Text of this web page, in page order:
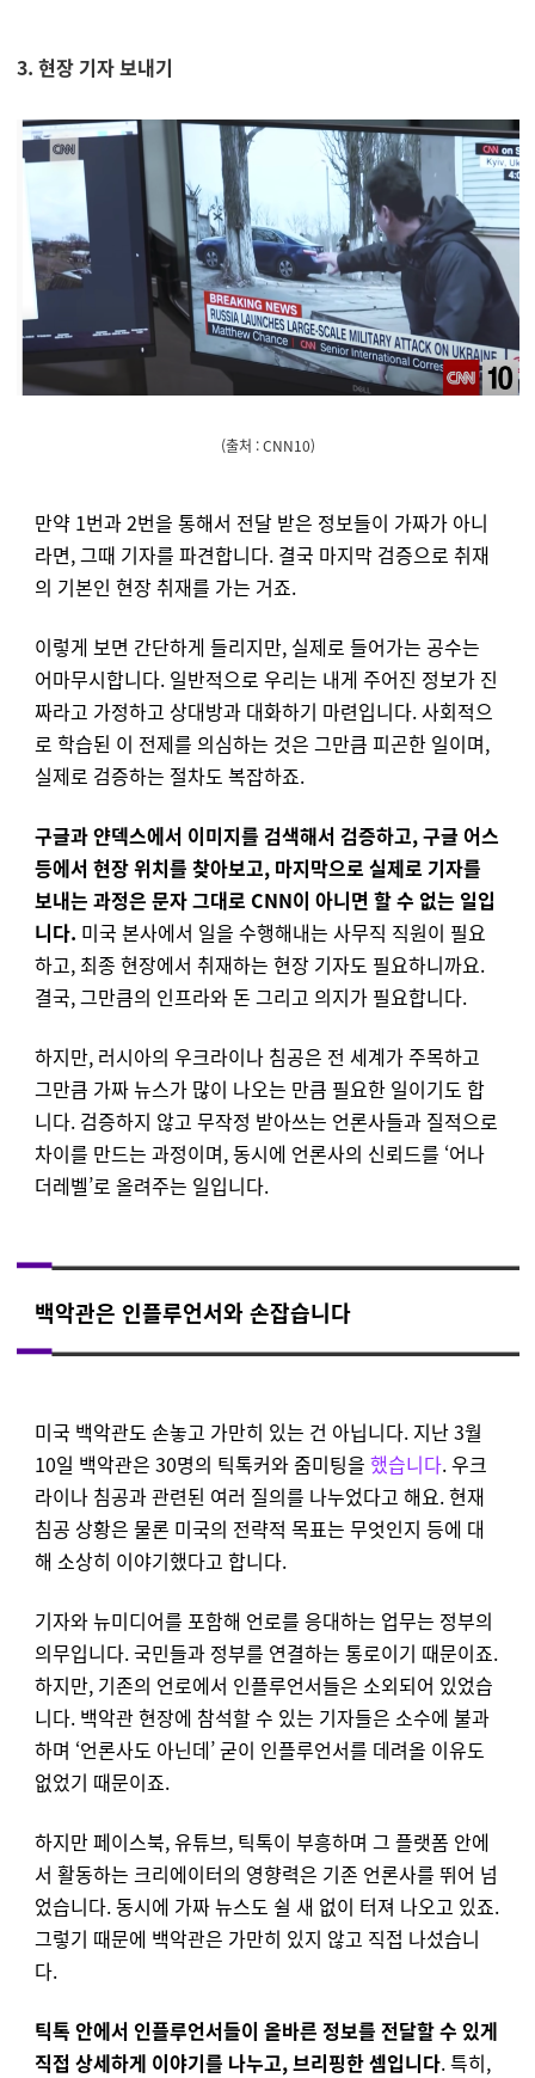
3. 현장 기자 보내기
(출처 : CNN10)
만약 1번과 2번을 통해서 전달 받은 정보들이 가짜가 아니
라면, 그때 기자를 파견합니다. 결국 마지막 검증으로 취재
의 기본인 현장 취재를 가는 거죠.
이렇게 보면 간단하게 들리지만, 실제로 들어가는 공수는
어마무시합니다. 일반적으로 우리는 내게 주어진 정보가 진
짜라고 가정하고 상대방과 대화하기 마련입니다. 사회적으
로 학습된 이 전제를 의심하는 것은 그만큼 피곤한 일이며,
실제로 검증하는 절차도 복잡하죠.
구글과 얀덱스에서 이미지를 검색해서 검증하고, 구글 어스
등에서 현장 위치를 찾아보고, 마지막으로 실제로 기자를
보내는 과정은 문자 그대로 CNN이 아니면 할 수 없는 일입
니다. 미국 본사에서 일을 수행해내는 사무직 직원이 필요
하고, 최종 현장에서 취재하는 현장 기자도 필요하니까요.
결국, 그만큼의 인프라와 돈 그리고 의지가 필요합니다.
하지만, 러시아의 우크라이나 침공은 전 세계가 주목하고
그만큼 가짜 뉴스가 많이 나오는 만큼 필요한 일이기도 합
니다. 검증하지 않고 무작정 받아쓰는 언론사들과 질적으로
차이를 만드는 과정이며, 동시에 언론사의 신뢰드를 ‘어나
더레벨’로 올려주는 일입니다.
백악관은 인플루언서와 손잡습니다
미국 백악관도 손놓고 가만히 있는 건 아닙니다. 지난 3월
10일 백악관은 30명의 틱톡커와 줌미팅을 했습니다. 우크
라이나 침공과 관련된 여러 질의를 나누었다고 해요. 현재
침공 상황은 물론 미국의 전략적 목표는 무엇인지 등에 대
해 소상히 이야기했다고 합니다.
기자와 뉴미디어를 포함해 언로를 응대하는 업무는 정부의
의무입니다. 국민들과 정부를 연결하는 통로이기 때문이죠.
하지만, 기존의 언로에서 인플루언서들은 소외되어 있었습
니다. 백악관 현장에 참석할 수 있는 기자들은 소수에 불과
하며 ‘언론사도 아닌데’ 굳이 인플루언서를 데려올 이유도
없었기 때문이죠.
하지만 페이스북, 유튜브, 틱톡이 부흥하며 그 플랫폼 안에
서 활동하는 크리에이터의 영향력은 기존 언론사를 뛰어 넘
었습니다. 동시에 가짜 뉴스도 쉴 새 없이 터져 나오고 있죠.
그렇기 때문에 백악관은 가만히 있지 않고 직접 나섰습니
다.
틱톡 안에서 인플루언서들이 올바른 정보를 전달할 수 있게
직접 상세하게 이야기를 나누고, 브리핑한 셈입니다. 특히,